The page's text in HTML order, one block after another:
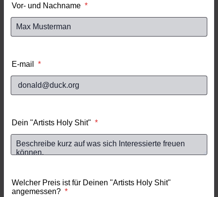
Vor- und Nachname *
E-mail *
Dein "Artists Holy Shit" *
Welcher Preis ist für Deinen "Artists Holy Shit"
angemessen? *